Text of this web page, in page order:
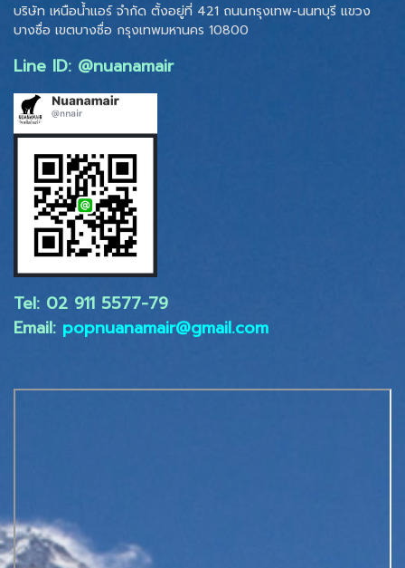
บริษัท เหนือน้ำแอร์ จำกัด ตั้งอยู่ที่ 421 ถนนกรุงเทพ-นนทบุรี แขวง
บางซื่อ เขตบางซื่อ กรุงเทพมหานคร 10800
Line ID: @nuanamair
Tel: 02 ​911 5577-79
Email: popnuanamair@gmail.com